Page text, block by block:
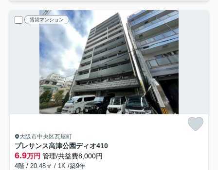
賃貸マンション
大阪市中央区瓦屋町
プレサンス高津公園ディオ410
6.9万円 管理/共益費8,000円
4階 / 20.48㎡ / 1K /築9年